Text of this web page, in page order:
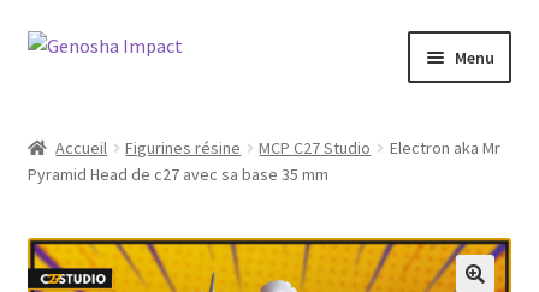
Aller
navigation
Aller
Menu
Cart
Checkout
Accueil Figurines résine MCP C27 Studio
Electron aka Mr
Pyramid Head de c27 avec sa base 35 mm